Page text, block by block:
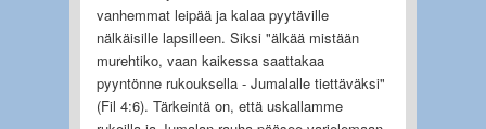
vanhemmat leipää ja kalaa pyytäville
nälkäisille lapsilleen. Siksi "älkää mistään
murehtiko, vaan kaikessa saattakaa
pyyntönne rukouksella - Jumalalle tiettäväksi"
(Fil 4:6). Tärkeintä on, että uskallamme